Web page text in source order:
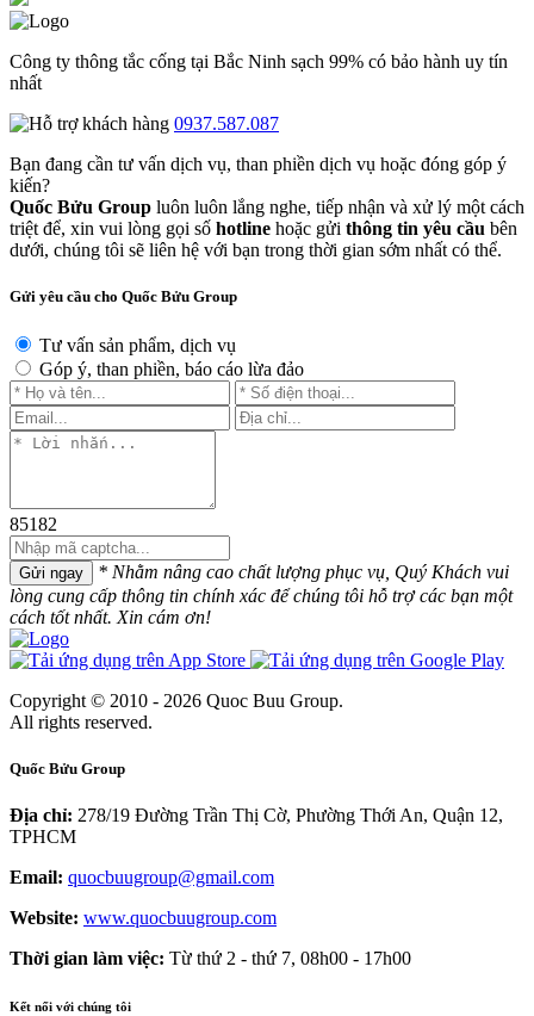
Công ty thông tắc cống tại Bắc Ninh sạch 99% có bảo hành uy tín
nhất
0937.587.087
Bạn đang cần tư vấn dịch vụ, than phiền dịch vụ hoặc đóng góp ý
kiến?
Quốc Bửu Group luôn luôn lắng nghe, tiếp nhận và xử lý một cách
triệt để, xin vui lòng gọi số hotline hoặc gửi thông tin yêu cầu bên
dưới, chúng tôi sẽ liên hệ với bạn trong thời gian sớm nhất có thể.
Gửi yêu cầu cho Quốc Bửu Group
Tư vấn sản phẩm, dịch vụ
Góp ý, than phiền, báo cáo lừa đảo
85182
Gửi ngay
* Nhằm nâng cao chất lượng phục vụ, Quý Khách vui
lòng cung cấp thông tin chính xác để chúng tôi hỗ trợ các bạn một
cách tốt nhất. Xin cám ơn!
Copyright © 2010 - 2026 Quoc Buu Group.
All rights reserved.
Quốc Bửu Group
Địa chỉ: 278/19 Đường Trần Thị Cờ, Phường Thới An, Quận 12,
TPHCM
Email: quocbuugroup@gmail.com
Website: www.quocbuugroup.com
Thời gian làm việc: Từ thứ 2 - thứ 7, 08h00 - 17h00
Kết nối với chúng tôi